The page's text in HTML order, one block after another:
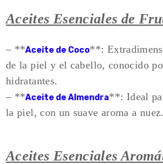
Aceites Esenciales de
– **Aceite de Coco**:
de la piel y el cabello, conocido
hidratantes.
– **Aceite de Almendra**: Ideal
la piel, con un suave aroma a nuez.
Aceites Esenciales